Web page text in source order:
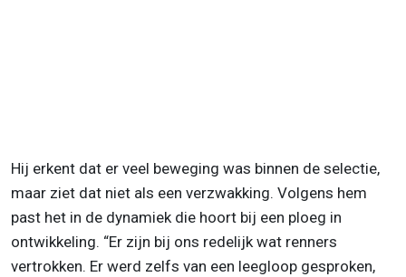
Hij erkent dat er veel beweging was binnen de selectie,
maar ziet dat niet als een verzwakking. Volgens hem
past het in de dynamiek die hoort bij een ploeg in
ontwikkeling. “Er zijn bij ons redelijk wat renners
vertrokken. Er werd zelfs van een leegloop gesproken,